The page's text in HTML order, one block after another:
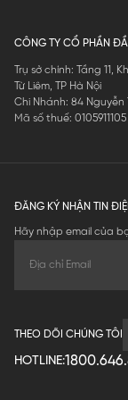
CÔNG TY CỔ PHẦN
Trụ sở chính: Tầng 11,
Từ Liêm, TP Hà Nội
Chi Nhánh: 84 Nguyễn
Mã số thuế: 0105911105
ĐĂNG KÝ NHẬN TIN
Hãy nhập email của
THEO DÕI CHÚNG TÔI
HOTLINE: